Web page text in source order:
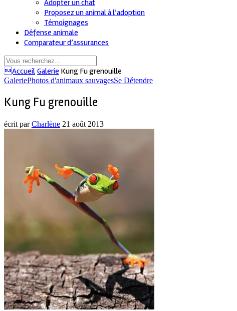
Adopter un chat
Proposez un animal à l’adoption
Témoignages
Défense animale
Comparateur d’assurances
Accueil Galerie Kung Fu grenouille
GaleriePhotos d'animaux sauvagesSe Détendre
Kung Fu grenouille
écrit parCharlène 21 août 2013